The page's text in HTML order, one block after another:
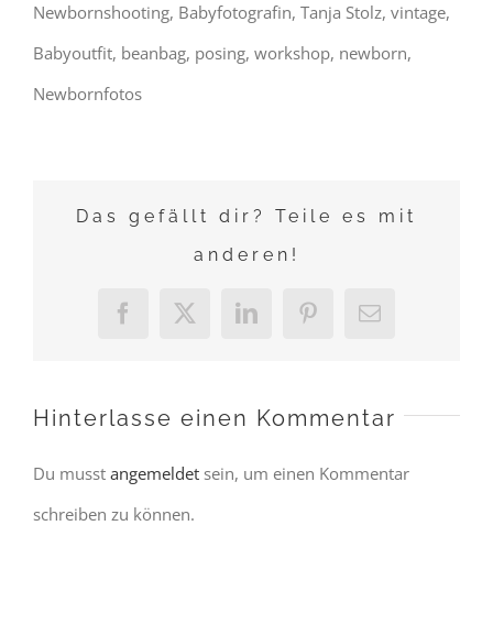
Newbornshooting, Babyfotografin, Tanja Stolz, vintage,
Babyoutfit, beanbag, posing, workshop, newborn,
Newbornfotos
Das gefällt dir? Teile es mit
anderen!
Facebook
X LinkedInPinterest
E-
Hinterlasse einen Kommentar
Du musst angemeldet sein, um einen Kommentar
schreiben zu können.